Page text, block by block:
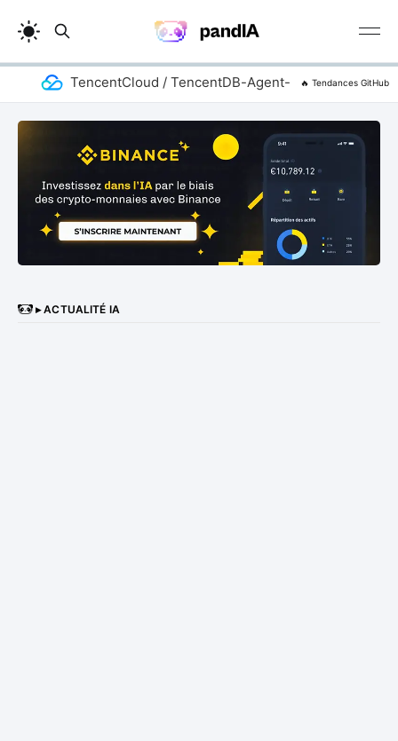
TencentCloud / TencentDB-Agent-Memory🔥 Tendances GitHub
▸ ACTUALITÉ IA